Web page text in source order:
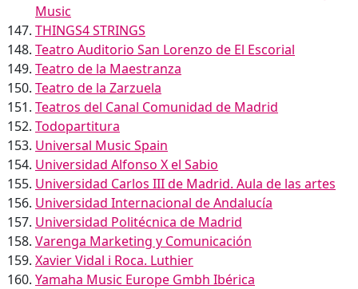
Music
THINGS4 STRINGS
Teatro Auditorio San Lorenzo de El Escorial
Teatro de la Maestranza
Teatro de la Zarzuela
Teatros del Canal Comunidad de Madrid
Todopartitura
Universal Music Spain
Universidad Alfonso X el Sabio
Universidad Carlos III de Madrid. Aula de las artes
Universidad Internacional de Andalucía
Universidad Politécnica de Madrid
Varenga Marketing y Comunicación
Xavier Vidal i Roca. Luthier
Yamaha Music Europe Gmbh Ibérica